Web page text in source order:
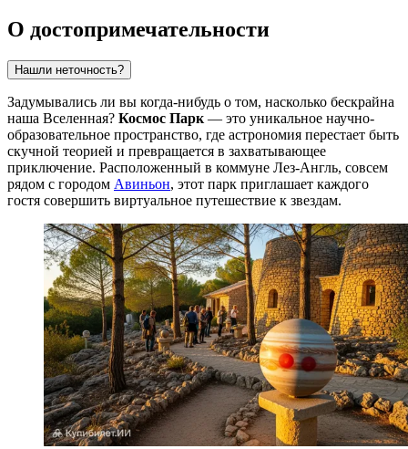
О достопримечательности
Нашли неточность?
Задумывались ли вы когда-нибудь о том, насколько бескрайна
наша Вселенная? Космос Парк — это уникальное научно-
образовательное пространство, где астрономия перестает быть
скучной теорией и превращается в захватывающее
приключение. Расположенный в коммуне Лез-Англь, совсем
рядом с городом Авиньон, этот парк приглашает каждого
гостя совершить виртуальное путешествие к звездам.